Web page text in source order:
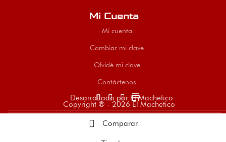
Mi Cuenta
Mi cuenta
Cambiar mi clave
Olvidé mi clave
Contáctenos
store
Desarrollado por El Machetico
Copyright ® - 2026 El Machetico
Comparar